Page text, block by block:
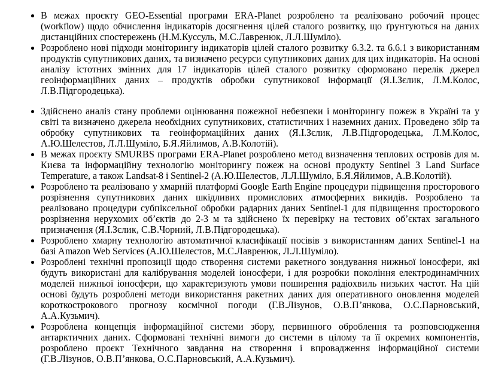
В межах проєкту GEO-Essential програми ERA-Planet розроблено та реалізовано робочий процес
(workflow) щодо обчислення індикаторів досягнення цілей сталого розвитку, що ґрунтуються на даних
дистанційних спостережень (Н.М.Куссуль, М.С.Лавренюк, Л.Л.Шуміло).
Розроблено нові підходи моніторингу індикаторів цілей сталого розвитку 6.3.2. та 6.6.1 з використанням
продуктів супутникових даних, та визначено ресурси супутникових даних для цих індикаторів. На основі
аналізу істотних змінних для 17 індикаторів цілей сталого розвитку сформовано перелік джерел
геоінформаційних даних – продуктів обробки супутникової інформації (Я.І.Зєлик, Л.М.Колос,
Л.В.Підгородецька).
Здійснено аналіз стану проблеми оцінювання пожежної небезпеки і моніторингу пожеж в Україні та у
світі та визначено джерела необхідних супутникових, статистичних і наземних даних. Проведено збір та
обробку супутникових та геоінформаційних даних (Я.І.Зєлик, Л.В.Підгородецька, Л.М.Колос,
А.Ю.Шелестов, Л.Л.Шуміло, Б.Я.Яйлимов, А.В.Колотій).
В межах проєкту SMURBS програми ERA-Planet розроблено метод визначення теплових островів для м.
Києва та інформаційну технологію моніторингу пожеж на основі продукту Sentinel 3 Land Surface
Temperature, а також Landsat-8 і Sentinel-2 (А.Ю.Шелестов, Л.Л.Шуміло, Б.Я.Яйлимов, А.В.Колотій).
Розроблено та реалізовано у хмарній платформі Google Earth Engine процедури підвищення просторового
розрізнення супутникових даних шкідливих промислових атмосферних викидів. Розроблено та
реалізовано процедури субпіксельної обробки радарних даних Sentinel-1 для підвищення просторового
розрізнення нерухомих об’єктів до 2-3 м та здійснено їх перевірку на тестових об’єктах загального
призначення (Я.І.Зєлик, С.В.Чорний, Л.В.Підгородецька).
Розроблено хмарну технологію автоматичної класифікації посівів з використанням даних Sentinel-1 на
базі Amazon Web Services (А.Ю.Шелестов, М.С.Лавренюк, Л.Л.Шуміло).
Розроблені технічні пропозиції щодо створення системи ракетного зондування нижньої іоносфери, які
будуть використані для калібрування моделей іоносфери, і для розробки покоління електродинамічних
моделей нижньої іоносфери, що характеризують умови поширення радіохвиль низьких частот. На цій
основі будуть розроблені методи використання ракетних даних для оперативного оновлення моделей
короткострокового прогнозу космічної погоди (Г.В.Лізунов, О.В.П’янкова, О.С.Парновський,
А.А.Кузьмич).
Розроблена концепція інформаційної системи збору, первинного оброблення та розповсюдження
антарктичних даних. Сформовані технічні вимоги до системи в цілому та її окремих компонентів,
розроблено проєкт Технічного завдання на створення і впровадження інформаційної системи
(Г.В.Лізунов, О.В.П’янкова, О.С.Парновський, А.А.Кузьмич).